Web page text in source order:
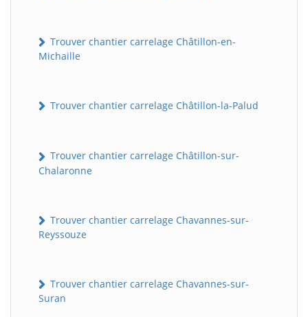
Trouver chantier carrelage Châtillon-en-
Michaille
Trouver chantier carrelage Châtillon-la-Palud
Trouver chantier carrelage Châtillon-sur-
Chalaronne
Trouver chantier carrelage Chavannes-sur-
Reyssouze
Trouver chantier carrelage Chavannes-sur-
Suran